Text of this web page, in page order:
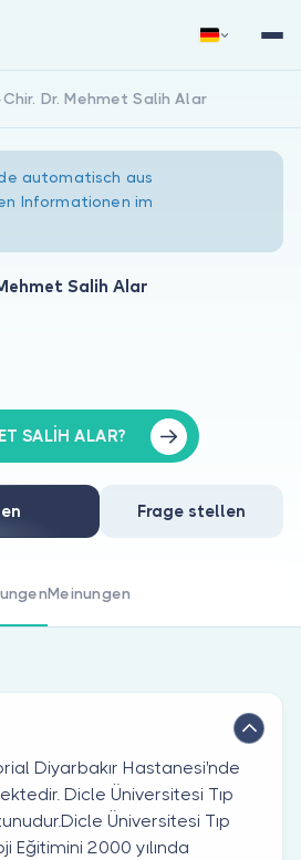
Anmelden
Chir. Dr. Mehmet Salih Alar
automatisch aus
Informationen im
Salih Alar
SALİH ALAR?
Frage stellen
Meinungen
Diyarbakır Hastanesi'nde
Dicle Üniversitesi Tıp
Üniversitesi Tıp
Eğitimini 2000 yılında